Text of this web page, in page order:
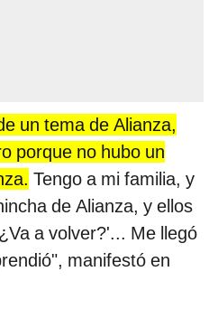
un tema de Alianza,
porque no hubo un
Tengo a mi familia, y
de Alianza, y ellos
a volver?'... Me llegó
manifestó en